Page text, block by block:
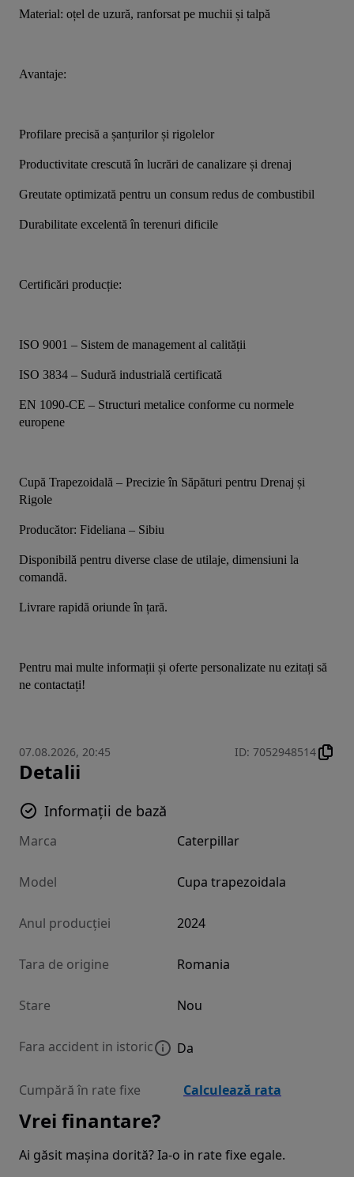
Material: oțel de uzură, ranforsat pe muchii și talpă
Avantaje:
Profilare precisă a șanțurilor și rigolelor
Productivitate crescută în lucrări de canalizare și drenaj
Greutate optimizată pentru un consum redus de combustibil
Durabilitate excelentă în terenuri dificile
Certificări producție:
ISO 9001 – Sistem de management al calității
ISO 3834 – Sudură industrială certificată
EN 1090-CE – Structuri metalice conforme cu normele
europene
Cupă Trapezoidală – Precizie în Săpături pentru Drenaj și
Rigole
Producător: Fideliana – Sibiu
Disponibilă pentru diverse clase de utilaje, dimensiuni la
comandă.
Livrare rapidă oriunde în țară.
Pentru mai multe informații și oferte personalizate nu ezitați să
ne contactați!
07.08.2026, 20:45 ID: 7052948514
Detalii
Informații de bază
Marca Caterpillar
Model Cupa trapezoidala
Anul producției 2024
Tara de origine Romania
Stare Nou
Fara accident in istoric Da
Cumpără în rate fixe Calculează rata
Vrei finantare?
Ai găsit mașina dorită? Ia-o in rate fixe egale.